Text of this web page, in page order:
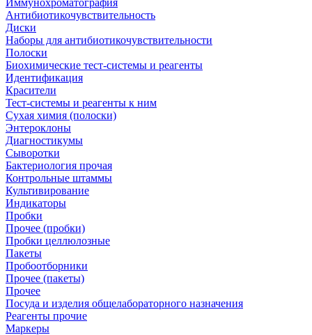
Иммунохроматография
Антибиотикочувствительность
Диски
Наборы для антибиотикочувствительности
Полоски
Биохимические тест-системы и реагенты
Идентификация
Красители
Тест-системы и реагенты к ним
Сухая химия (полоски)
Энтероклоны
Диагностикумы
Сыворотки
Бактериология прочая
Контрольные штаммы
Культивирование
Индикаторы
Пробки
Прочее (пробки)
Пробки целлюлозные
Пакеты
Пробоотборники
Прочее (пакеты)
Прочее
Посуда и изделия общелабораторного назначения
Реагенты прочие
Маркеры